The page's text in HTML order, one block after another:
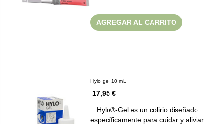
AGREGAR AL CARRITO
Hylo gel 10 mL
17,95 €
Hylo®-Gel es un colirio diseñado
específicamente para cuidar y aliviar